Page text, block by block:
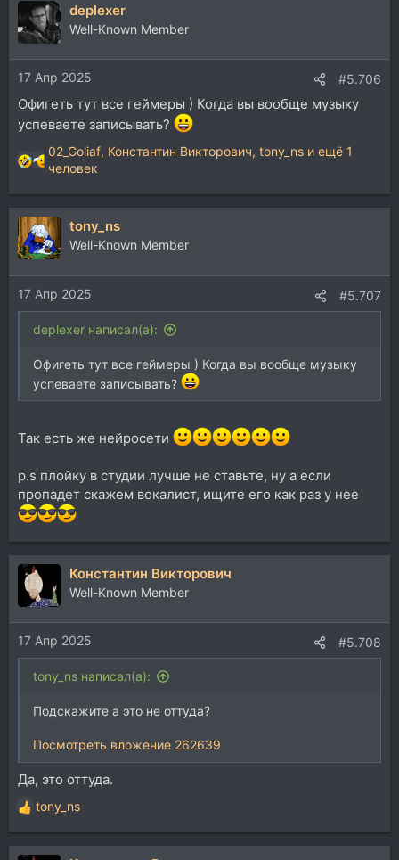
deplexer
Well-Known Member
17 Апр 2025 #5.706
Офигеть тут все геймеры ) Когда вы вообще музыку
успеваете записывать?
Р
к
ц
и
02_Goliaf, Константин Викторович, tony_ns и ещё 1
человек
tony_ns
Well-Known Member
17 Апр 2025 #5.707
deplexer написал(а):
Офигеть тут все геймеры ) Когда вы вообще музыку
успеваете записывать?
Так есть же нейросети
p.s плойку в студии лучше не ставьте, ну а если
пропадет скажем вокалист, ищите его как раз у нее
Константин Викторович
Well-Known Member
17 Апр 2025 #5.708
tony_ns написал(а):
Подскажите а это не оттуда?
Посмотреть вложение 262639
Да, это оттуда.
Р
е
а
tony_ns